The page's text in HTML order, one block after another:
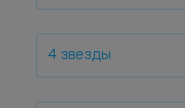
4 звезды